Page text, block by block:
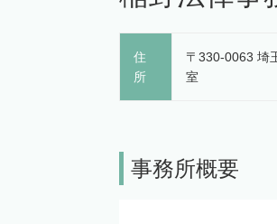
住
所
〒330-0063 埼
室
事務所概要